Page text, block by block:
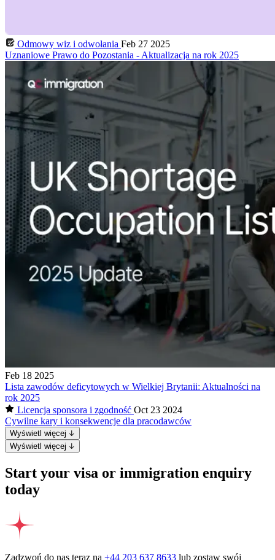
Odmowy wiz i odwołania Feb 27 2025
Uznaniowe Prawo do Pozostania - Aktualizacja na rok 2025
Feb 18 2025
Lista zawodów deficytowych w Wielkiej Brytanii: Aktualności na
rok 2025
Licencja sponsora i zgodność Oct 23 2024
Cywilne kary i konsekwencje dla pracodawców
Wyświetl więcej
Wyświetl więcej
Start your visa or immigration enquiry
today
Zadzwoń do nas teraz na +44 203 637 8633 lub zostaw swój